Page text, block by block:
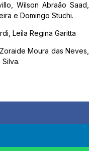
Wilson Abraão Saad,
e Domingo Stuchi.
Leila Regina Garitta
Moura das Neves,